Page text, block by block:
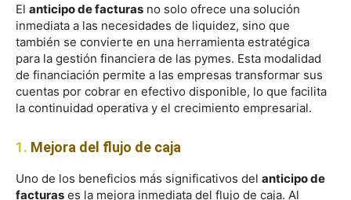
El anticipo de facturas no solo ofrece una solución
inmediata a las necesidades de liquidez, sino que
también se convierte en una herramienta estratégica
para la gestión financiera de las pymes. Esta modalidad
de financiación permite a las empresas transformar sus
cuentas por cobrar en efectivo disponible, lo que facilita
la continuidad operativa y el crecimiento empresarial.
1. Mejora del flujo de caja
Uno de los beneficios más significativos del anticipo de
facturas es la mejora inmediata del flujo de caja. Al